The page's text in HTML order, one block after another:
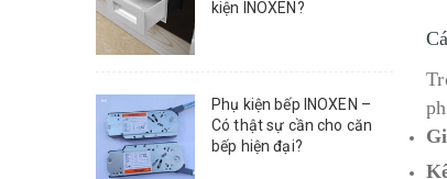
kiện INOXEN?
Phụ kiện bếp INOXEN –
Có thật sự cần cho căn
bếp hiện đại?